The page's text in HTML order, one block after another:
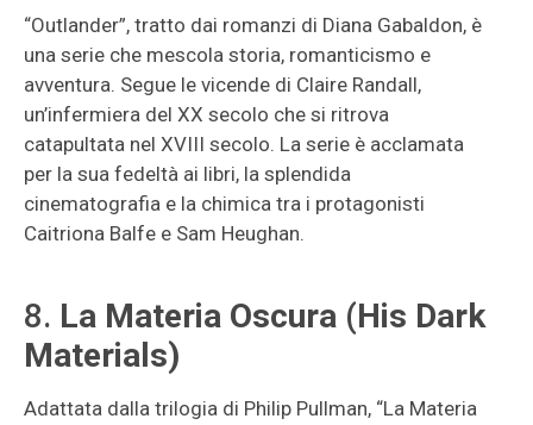
“Outlander”, tratto dai romanzi di Diana Gabaldon, è
una serie che mescola storia, romanticismo e
avventura. Segue le vicende di Claire Randall,
un’infermiera del XX secolo che si ritrova
catapultata nel XVIII secolo. La serie è acclamata
per la sua fedeltà ai libri, la splendida
cinematografia e la chimica tra i protagonisti
Caitriona Balfe e Sam Heughan.
8. La Materia Oscura (His Dark
Materials)
Adattata dalla trilogia di Philip Pullman, “La Materia